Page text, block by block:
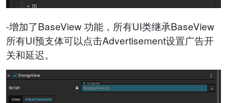
-增加了BaseView 功能，所有UI类继承BaseView
所有UI预支体可以点击Advertisement设置广告开
关和延迟。